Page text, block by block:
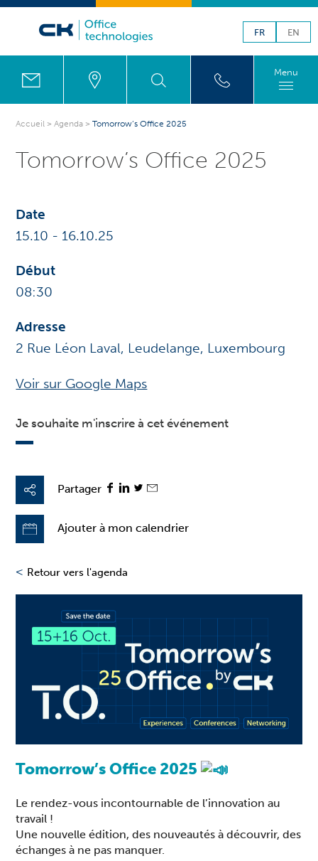
FR EN
Menu
Accueil >Agenda >Tomorrow’s Office 2025
Tomorrow’s Office 2025
Date
15.10 - 16.10.25
Début
08:30
Adresse
2 Rue Léon Laval, Leudelange, Luxembourg
Voir sur Google Maps
Je souhaite m'inscrire à cet événement
Partager
Ajouter à mon calendrier
< Retour vers l'agenda
Tomorrow’s Office 2025
Le rendez-vous incontournable de l’innovation au
travail !
Une nouvelle édition, des nouveautés à découvrir, des
échanges à ne pas manquer.